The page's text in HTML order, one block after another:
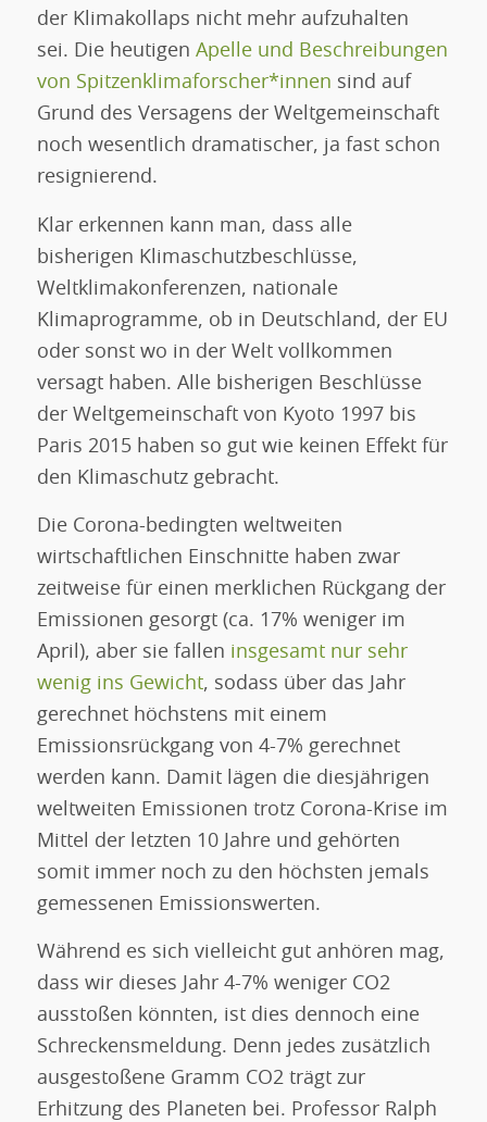
der Klimakollaps nicht mehr aufzuhalten
sei. Die heutigen Apelle und Beschreibungen
von Spitzenklimaforscher*innen sind auf
Grund des Versagens der Weltgemeinschaft
noch wesentlich dramatischer, ja fast schon
resignierend.
Klar erkennen kann man, dass alle
bisherigen Klimaschutzbeschlüsse,
Weltklimakonferenzen, nationale
Klimaprogramme, ob in Deutschland, der EU
oder sonst wo in der Welt vollkommen
versagt haben. Alle bisherigen Beschlüsse
der Weltgemeinschaft von Kyoto 1997 bis
Paris 2015 haben so gut wie keinen Effekt für
den Klimaschutz gebracht.
Die Corona-bedingten weltweiten
wirtschaftlichen Einschnitte haben zwar
zeitweise für einen merklichen Rückgang der
Emissionen gesorgt (ca. 17% weniger im
April), aber sie fallen insgesamt nur sehr
wenig ins Gewicht, sodass über das Jahr
gerechnet höchstens mit einem
Emissionsrückgang von 4-7% gerechnet
werden kann. Damit lägen die diesjährigen
weltweiten Emissionen trotz Corona-Krise im
Mittel der letzten 10 Jahre und gehörten
somit immer noch zu den höchsten jemals
gemessenen Emissionswerten.
Während es sich vielleicht gut anhören mag,
dass wir dieses Jahr 4-7% weniger CO2
ausstoßen könnten, ist dies dennoch eine
Schreckensmeldung. Denn jedes zusätzlich
ausgestoßene Gramm CO2 trägt zur
Erhitzung des Planeten bei. Professor Ralph